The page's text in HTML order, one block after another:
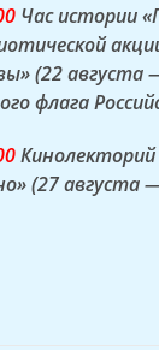
Час истории
(22 августа
флага
(27 августа